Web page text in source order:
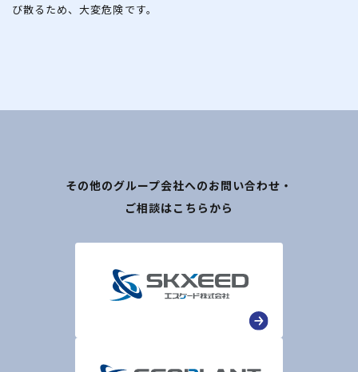
び散るため、大変危険です。
その他のグループ会社へのお問い合わせ・
ご相談はこちらから